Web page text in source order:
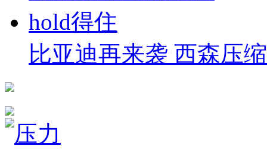
比亚迪再来袭 西森压